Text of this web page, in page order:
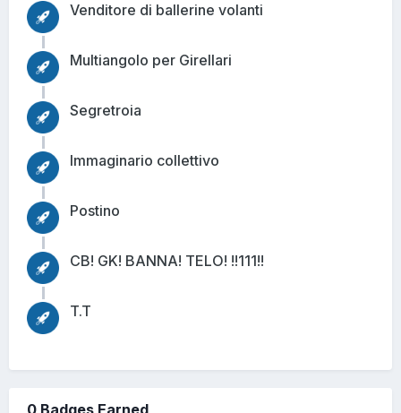
Venditore di ballerine volanti
Multiangolo per Girellari
Segretroia
Immaginario collettivo
Postino
CB! GK! BANNA! TELO! !!111!!
T.T
0 Badges Earned